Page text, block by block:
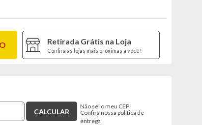
Retirada Grátis na Loja
Confira as lojas mais próximas a você!
Não sei o meu CEP
Confira nossa política de
entrega